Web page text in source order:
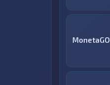
MonetaGO